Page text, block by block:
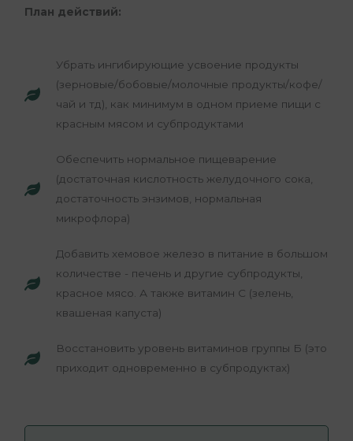
План действий:
Убрать ингибирующие усвоение продукты
(зерновые/бобовые/молочные продукты/кофе/
чай и тд), как минимум в одном приеме пищи с
красным мясом и субпродуктами
Обеспечить нормальное пищеварение
(достаточная кислотность желудочного сока,
достаточность энзимов, нормальная
микрофлора)
Добавить хемовое железо в питание в большом
количестве - печень и другие субпродукты,
красное мясо. А также витамин С (зелень,
квашеная капуста)
Восстановить уровень витаминов группы Б (это
приходит одновременно в субпродуктах)